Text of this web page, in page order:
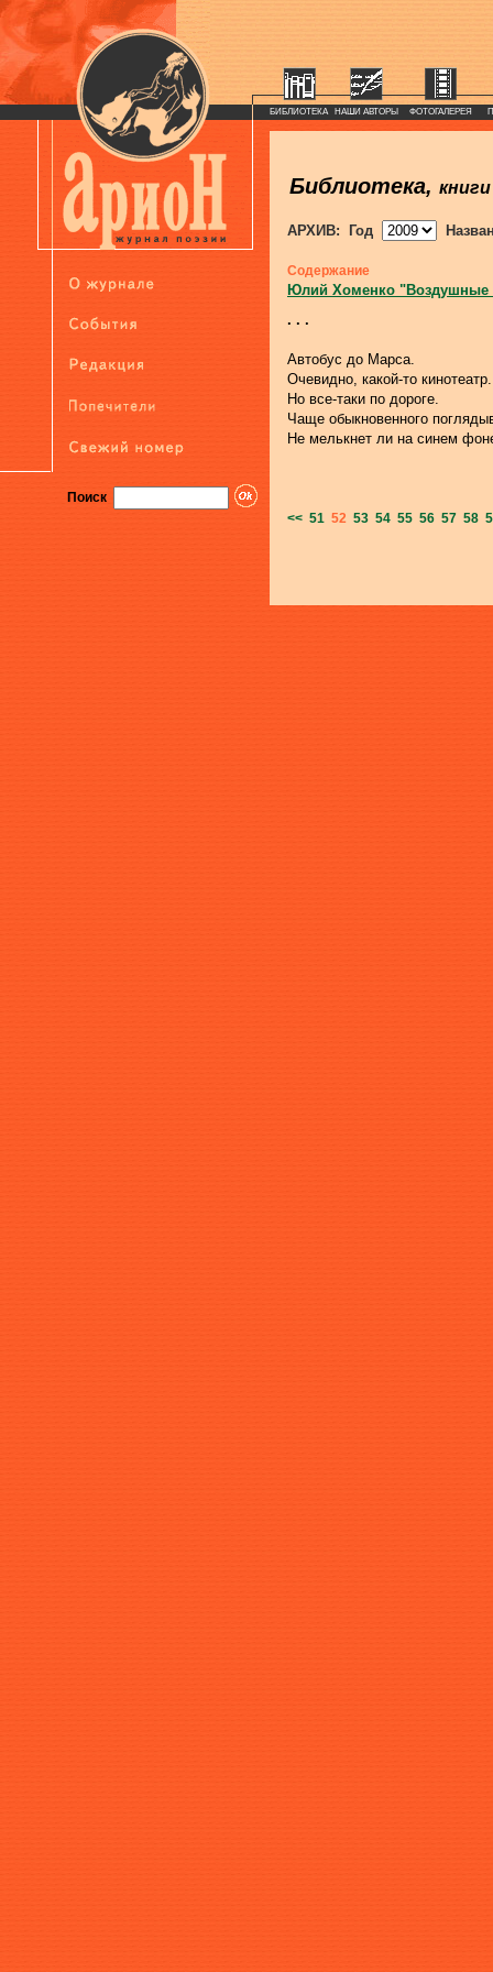
Поиск
БИБЛИОТЕКА НАШИ АВТОРЫ ФОТОГАЛЕРЕЯ
Библиотека, книги
АРХИВ: Год
Содержание
Юлий Хоменко
. . .
Автобус до Марса.
Очевидно, какой-то кинотеатр.
Но все-таки по дороге.
Чаще обыкновенного
Не мелькнет ли на синем
<< 51 52 53 54 55 56 57 58